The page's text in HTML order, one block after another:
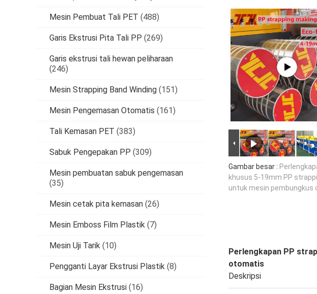
Mesin Pembuat Tali PET (488)
Garis Ekstrusi Pita Tali PP (269)
Garis ekstrusi tali hewan peliharaan
(246)
Mesin Strapping Band Winding (151)
Mesin Pengemasan Otomatis (161)
Tali Kemasan PET (383)
Sabuk Pengepakan PP (309)
Mesin pembuatan sabuk pengemasan
(35)
Mesin cetak pita kemasan (26)
Mesin Emboss Film Plastik (7)
Mesin Uji Tarik (10)
Pengganti Layar Ekstrusi Plastik (8)
Bagian Mesin Ekstrusi (16)
Gambar besar :
khusus 5-19mm PP
untuk mesin pembungkus
Perlengkapan PP
otomatis
Deskripsi